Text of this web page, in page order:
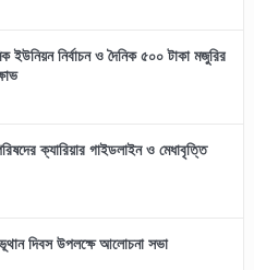
ইউনিয়ন নির্বাচন ও দৈনিক ৫০০ টাকা মজুরির
ক্যারিয়ার গাইডলাইন ও মেধাবৃত্তি
দিবস উপলক্ষে আলোচনা সভা